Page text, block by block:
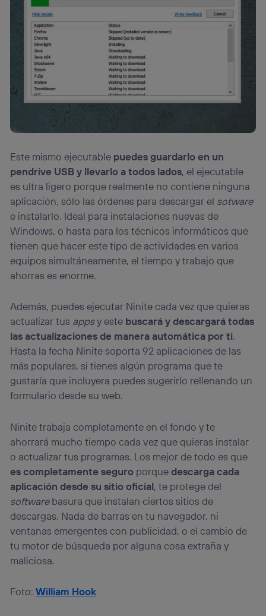
Este mismo ejecutable puedes guardarlo en un
pendrive USB y llevarlo a todos lados, el ejecutable
es ultra ligero porque realmente no contiene ninguna
aplicación, sólo las órdenes para descargar el sotware
e instalarlo. Ideal para instalaciones nuevas de
Windows, o hasta para los técnicos informáticos que
tienen que hacer este tipo de actividades en varios
equipos simultáneamente, el tiempo y trabajo que
ahorras es enorme.
Además, puedes ejecutar Ninite cada vez que quieras
actualizar tus appsy este buscará y descargará todas
las actualizaciones de manera automática por ti.
Hasta la fecha Ninite soporta 92 aplicaciones de las
más populares, si tienes algún programa que te
gustaría que incluyera puedes sugerirlo rellenando un
formulario desde su web.
Ninite trabaja completamente en el fondo y te
ahorrará mucho tiempo cada vez que quieras instalar
o actualizar tus programas. Los mejor de todo es que
es completamente seguro porquedescarga cada
aplicación desde su sitio oficial, te protege del
softwarebasura que instalan ciertos sitios de
descargas. Nada de barras en tu navegador, ni
ventanas emergentes con publicidad, o el cambio de
tu motor de búsqueda por alguna cosa extraña y
maliciosa.
Foto:William Hook